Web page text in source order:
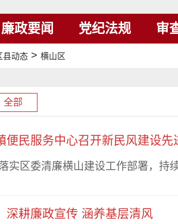
廉政要闻 党纪法规 审
县动态 > 横山区
全部
便民服务中心召开新民风建设先
区委清廉横山建设工作部署，持
深耕廉政宣传 涵养基层清风